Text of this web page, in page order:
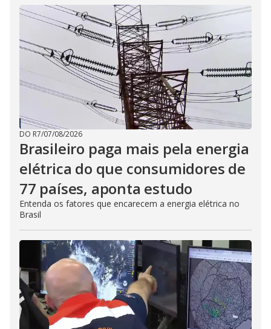
DO R7/07/08/2026
Brasileiro paga mais pela energia
elétrica do que consumidores de
77 países, aponta estudo
Entenda os fatores que encarecem a energia elétrica no
Brasil